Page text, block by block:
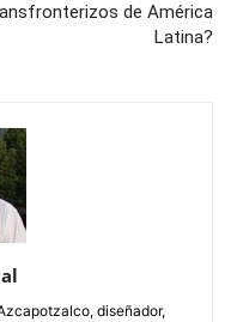
de América
Latina?
diseñador,